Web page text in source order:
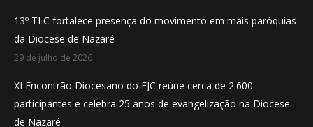
new
window
new
window
new
window
13º TLC fortalece presença do movimento em mais paróquias
da Diocese de Nazaré
29 de julho de 2026
XI Encontrão Diocesano do EJC reúne cerca de 2.600
participantes e celebra 25 anos de evangelização na Diocese
de Nazaré